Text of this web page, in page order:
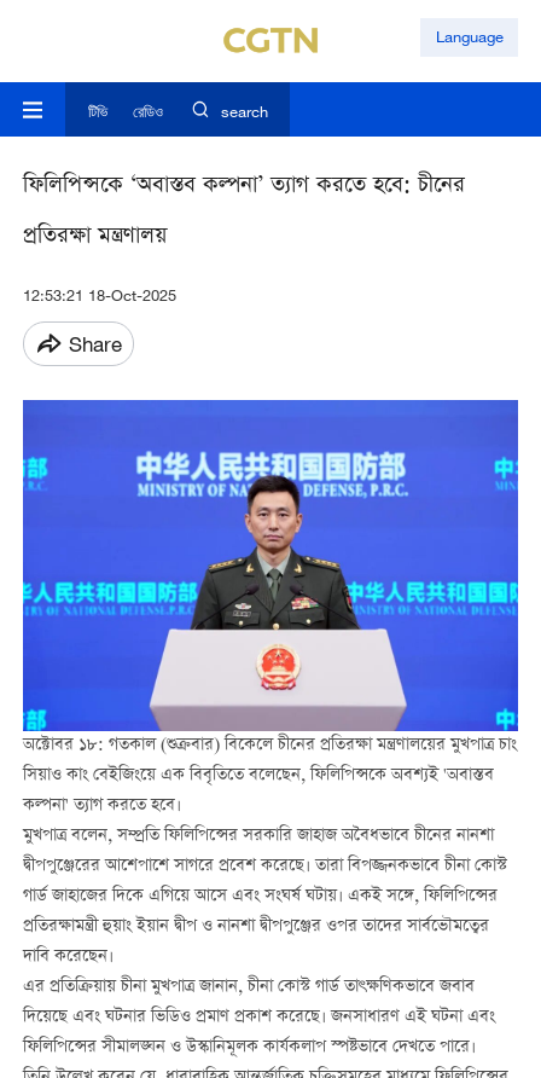
Language
টিভি রেডিও search
ফিলিপিন্সকে ‘অবাস্তব কল্পনা’ ত্যাগ করতে হবে: চীনের
প্রতিরক্ষা মন্ত্রণালয়
12:53:21 18-Oct-2025
Share
অক্টোবর ১৮: গতকাল (শুক্রবার) বিকেলে চীনের প্রতিরক্ষা মন্ত্রণালয়ের মুখপাত্র চাং
সিয়াও কাং বেইজিংয়ে এক বিবৃতিতে বলেছেন, ফিলিপিন্সকে অবশ্যই 'অবাস্তব
কল্পনা' ত্যাগ করতে হবে।
মুখপাত্র বলেন, সম্প্রতি ফিলিপিন্সের সরকারি জাহাজ অবৈধভাবে চীনের নানশা
দ্বীপপুঞ্জেরের আশেপাশে সাগরে প্রবেশ করেছে। তারা বিপজ্জনকভাবে চীনা কোস্ট
গার্ড জাহাজের দিকে এগিয়ে আসে এবং সংঘর্ষ ঘটায়। একই সঙ্গে, ফিলিপিন্সের
প্রতিরক্ষামন্ত্রী হুয়াং ইয়ান দ্বীপ ও নানশা দ্বীপপুঞ্জের ওপর তাদের সার্বভৌমত্বের
দাবি করেছেন।
এর প্রতিক্রিয়ায় চীনা মুখপাত্র জানান, চীনা কোস্ট গার্ড তাৎক্ষণিকভাবে জবাব
দিয়েছে এবং ঘটনার ভিডিও প্রমাণ প্রকাশ করেছে। জনসাধারণ এই ঘটনা এবং
ফিলিপিন্সের সীমালঙ্ঘন ও উস্কানিমূলক কার্যকলাপ স্পষ্টভাবে দেখতে পারে।